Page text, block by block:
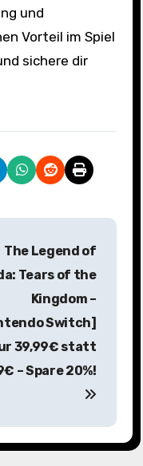
und
Vorteil im Spiel
sichere dir
The Legend of
Tears of the
Kingdom –
Switch]
39,99€ statt
– Spare 20%!